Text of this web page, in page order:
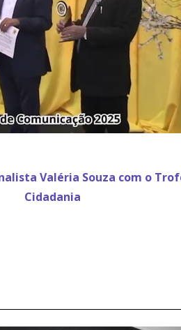
Valéria Souza com o
Cidadania